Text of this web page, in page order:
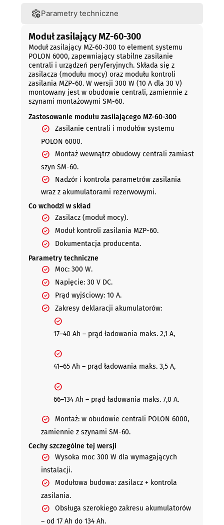
Parametry techniczne
Moduł zasilający MZ-60-300
Moduł zasilający MZ-60-300 to element systemu
POLON 6000, zapewniający stabilne zasilanie
centrali i urządzeń peryferyjnych. Składa się z
zasilacza (modułu mocy) oraz modułu kontroli
zasilania MZP-60. W wersji 300 W (10 A dla 30 V)
montowany jest w obudowie centrali, zamiennie z
szynami montażowymi SM-60.
Zastosowanie modułu zasilającego MZ-60-300
Zasilanie centrali i modułów systemu
POLON 6000.
Montaż wewnątrz obudowy centrali zamiast
szyn SM-60.
Nadzór i kontrola parametrów zasilania
wraz z akumulatorami rezerwowymi.
Co wchodzi w skład
Zasilacz (moduł mocy).
Moduł kontroli zasilania MZP-60.
Dokumentacja producenta.
Parametry techniczne
Moc: 300 W.
Napięcie: 30 V DC.
Prąd wyjściowy: 10 A.
Zakresy deklaracji akumulatorów:
17–40 Ah – prąd ładowania maks. 2,1 A,
41–65 Ah – prąd ładowania maks. 3,5 A,
66–134 Ah – prąd ładowania maks. 7,0 A.
Montaż: w obudowie centrali POLON 6000,
zamiennie z szynami SM-60.
Cechy szczególne tej wersji
Wysoka moc 300 W dla wymagających
instalacji.
Modułowa budowa: zasilacz + kontrola
zasilania.
Obsługa szerokiego zakresu akumulatorów
– od 17 Ah do 134 Ah.